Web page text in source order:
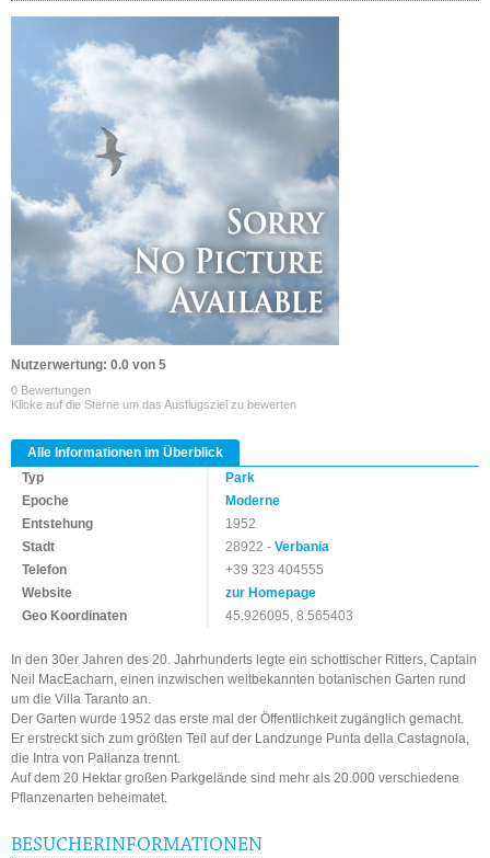
Nutzerwertung: 0.0 von 5
0 Bewertungen
Klicke auf die Sterne um das Ausflugsziel zu bewerten
Alle Informationen im Überblick
Typ
Park
Epoche
Moderne
Entstehung
1952
Stadt
28922 -Verbania
Telefon
+39 323 404555
Website
zur Homepage
Geo Koordinaten
45.926095, 8.565403
In den 30er Jahren des 20. Jahrhunderts legte ein schottischer Ritters, Captain
Neil MacEacharn, einen inzwischen weltbekannten botanischen Garten rund
um die Villa Taranto an.
Der Garten wurde 1952 das erste mal der Öffentlichkeit zugänglich gemacht.
Er erstreckt sich zum größten Teil auf der Landzunge Punta della Castagnola,
die Intra von Pallanza trennt.
Auf dem 20 Hektar großen Parkgelände sind mehr als 20.000 verschiedene
Pflanzenarten beheimatet.
BESUCHERINFORMATIONEN